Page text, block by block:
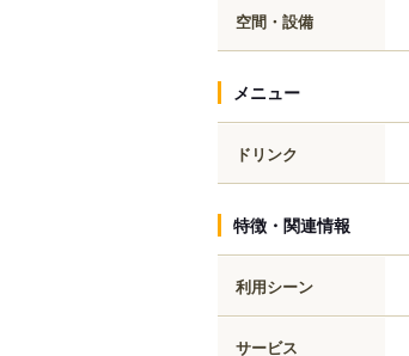
空間・設備
メニュー
ドリンク
特徴・関連情報
利用シーン
サービス